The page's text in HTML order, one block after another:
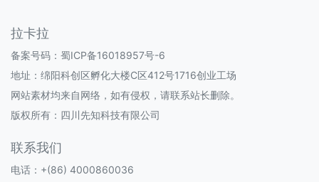
拉卡拉
备案号码： 蜀ICP备16018957号-6
地址：绵阳科创区孵化大楼C区412号1716创业工场
网站素材均来自网络，如有侵权，请联系站长删除。
版权所有：四川先知科技有限公司
联系我们
电话：+(86) 4000860036